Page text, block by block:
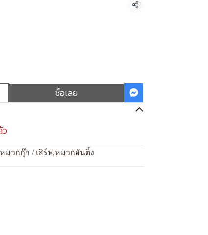
แชร์
ซื้อเลย
ว
หมวกกุ๊ก / เสิร์ฟ,หมวกฮันติ้ง